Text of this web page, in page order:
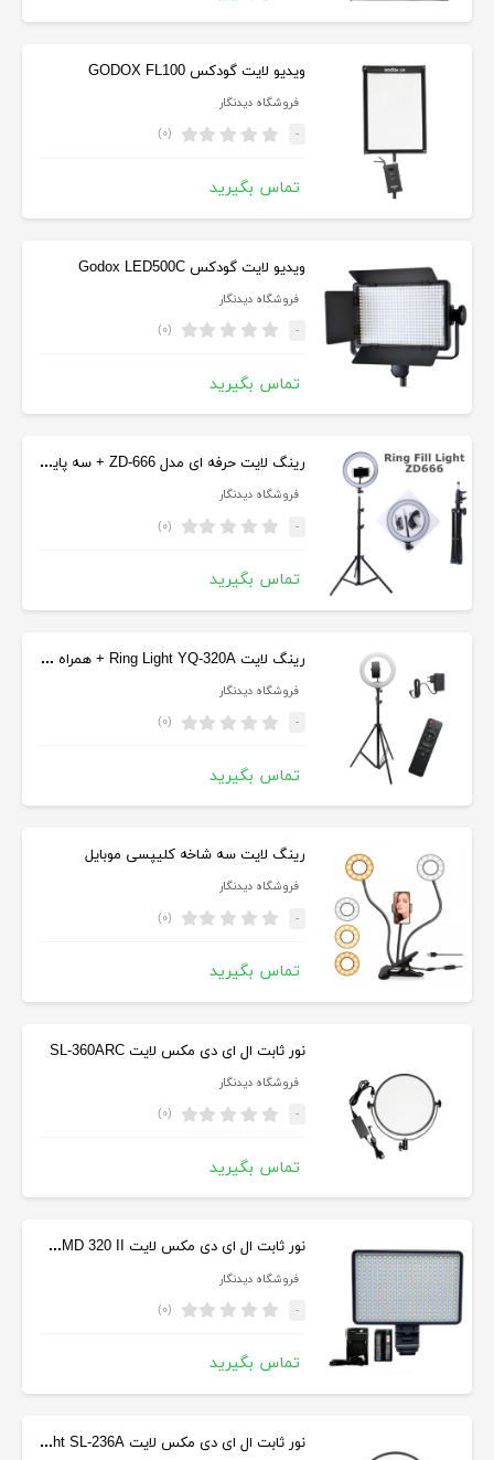
ویدیو لایت گودکس GODOX FL100
فروشگاه دیدنگار
- (۰)
تماس بگیرید
ویدیو لایت گودکس Godox LED500C
فروشگاه دیدنگار
- (۰)
تماس بگیرید
رینگ لایت حرفه ای مدل ZD-666 + سه پایه 801
فروشگاه دیدنگار
- (۰)
تماس بگیرید
رینگ لایت Ring Light YQ-320A + همراه با پایه
فروشگاه دیدنگار
- (۰)
تماس بگیرید
رینگ لایت سه شاخه کلیپسی موبایل
فروشگاه دیدنگار
- (۰)
تماس بگیرید
نور ثابت ال ای دی مکس لایت SL-360ARC
فروشگاه دیدنگار
- (۰)
تماس بگیرید
نور ثابت ال ای دی مکس لایت Maxlight SMD 320 II
فروشگاه دیدنگار
- (۰)
تماس بگیرید
نور ثابت ال ای دی مکس لایت Maxlight SL-236A